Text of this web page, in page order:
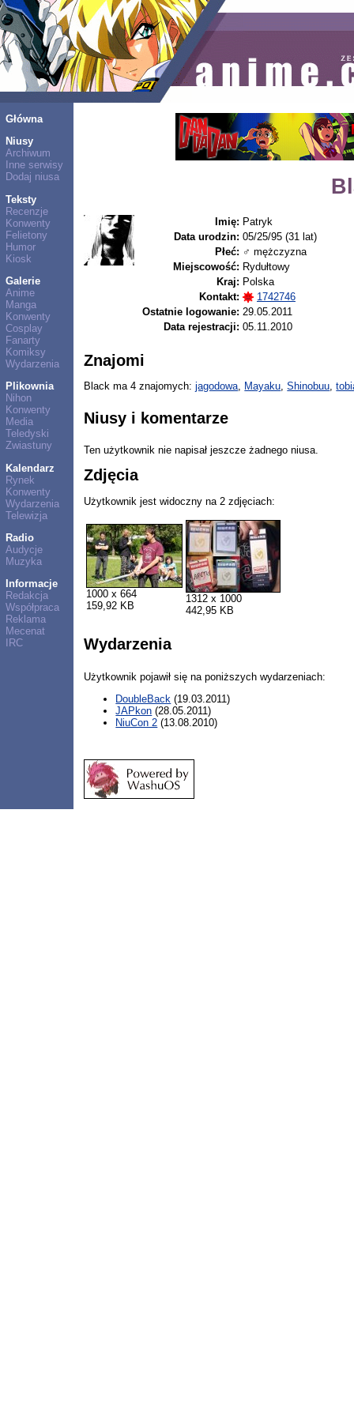
Główna
Niusy
Archiwum
Inne serwisy
Dodaj niusa
Teksty
Recenzje
Konwenty
Felietony
Humor
Kiosk
Galerie
Anime
Manga
Konwenty
Cosplay
Fanarty
Komiksy
Wydarzenia
Plikownia
Nihon
Konwenty
Media
Teledyski
Zwiastuny
Kalendarz
Rynek
Konwenty
Wydarzenia
Telewizja
Radio
Audycje
Muzyka
Informacje
Redakcja
Współpraca
Reklama
Mecenat
IRC
Imię: Patryk
Data urodzin: 05/25/95 (31 lat)
Płeć: ♂ mężczyzna
Miejscowość: Rydułtowy
Kraj: Polska
Kontakt:
1742746
Ostatnie logowanie: 29.05.2011
Data rejestracji: 05.11.2010
Znajomi
Black ma 4 znajomych:jagodowa, Mayaku,Shinobuu,
Niusy i komentarze
Ten użytkownik nie napisał jeszcze żadnego niusa.
Zdjęcia
Użytkownik jest widoczny na 2 zdjęciach:
1000 x 664
159,92 KB
1312 x 1000
442,95 KB
Wydarzenia
Użytkownik pojawił się na poniższych wydarzeniach:
DoubleBack (19.03.2011)
JAPkon (28.05.2011)
NiuCon 2 (13.08.2010)